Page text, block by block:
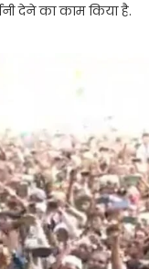
देने का काम किया है.